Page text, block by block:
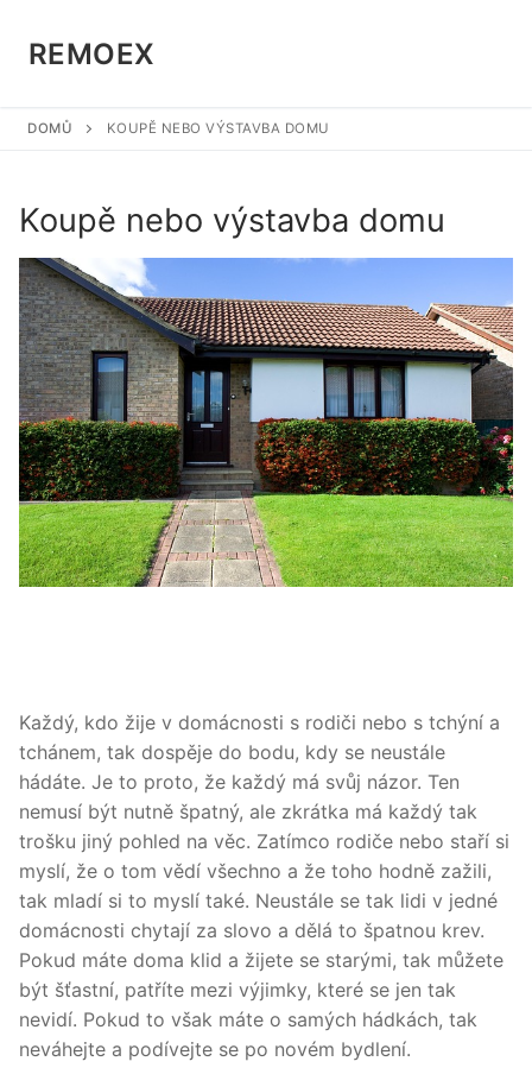
REMOEX
DOMŮ KOUPĚ NEBO VÝSTAVBA DOMU
Koupě nebo výstavba domu
Každý, kdo žije v domácnosti s rodiči nebo s tchýní a
tchánem, tak dospěje do bodu, kdy se neustále
hádáte. Je to proto, že každý má svůj názor. Ten
nemusí být nutně špatný, ale zkrátka má každý tak
trošku jiný pohled na věc. Zatímco rodiče nebo staří si
myslí, že o tom vědí všechno a že toho hodně zažili,
tak mladí si to myslí také. Neustále se tak lidi v jedné
domácnosti chytají za slovo a dělá to špatnou krev.
Pokud máte doma klid a žijete se starými, tak můžete
být šťastní, patříte mezi výjimky, které se jen tak
nevidí. Pokud to však máte o samých hádkách, tak
neváhejte a podívejte se po novém bydlení.